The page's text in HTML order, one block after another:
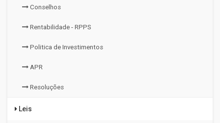
Conselhos
Rentabilidade - RPPS
Politica de Investimentos
APR
Resoluções
Leis